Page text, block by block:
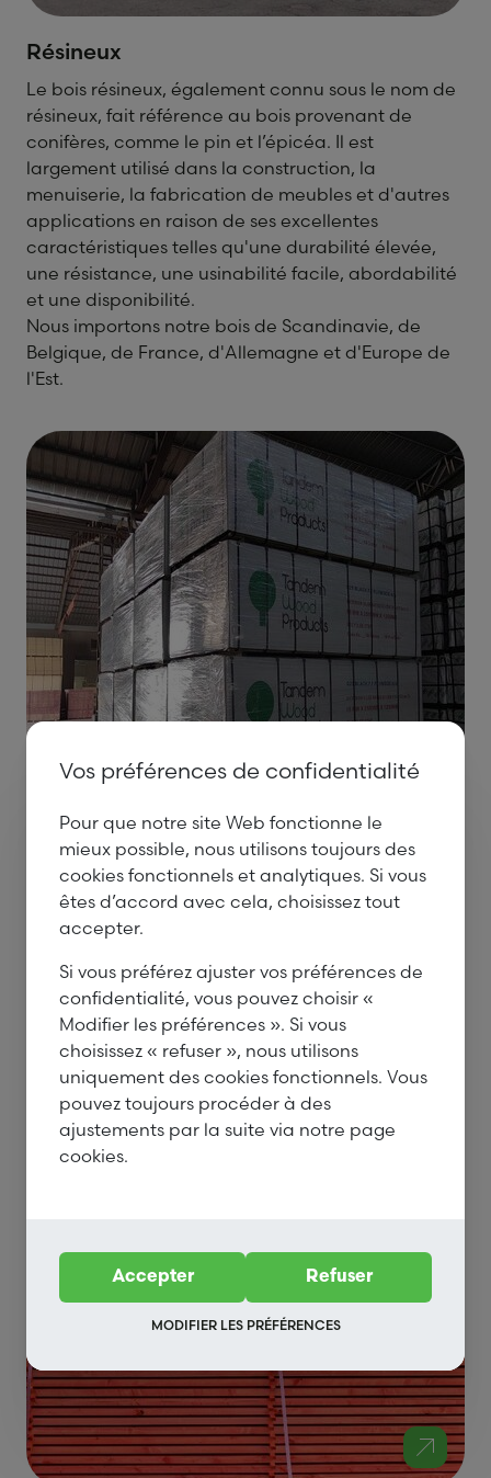
Résineux
Le bois résineux, également connu sous le nom de
résineux, fait référence au bois provenant de
conifères, comme le pin et l’épicéa. Il est
largement utilisé dans la construction, la
menuiserie, la fabrication de meubles et d'autres
applications en raison de ses excellentes
caractéristiques telles qu'une durabilité élevée,
une résistance, une usinabilité facile, abordabilité
et une disponibilité.
Nous importons notre bois de Scandinavie, de
Belgique, de France, d'Allemagne et d'Europe de
l'Est.
Panneaux
Une expérience éprouvée en importation directe.
Nous proposons une gamme étendue pour
différentes applications.
Vos préférences de confidentialité
Pour que notre site Web fonctionne le
mieux possible, nous utilisons toujours des
cookies fonctionnels et analytiques. Si vous
êtes d’accord avec cela, choisissez tout
accepter.
Si vous préférez ajuster vos préférences de
confidentialité, vous pouvez choisir «
Modifier les préférences ». Si vous
choisissez « refuser », nous utilisons
uniquement des cookies fonctionnels. Vous
pouvez toujours procéder à des
ajustements par la suite via notre page
cookies.
Accepter Refuser
MODIFIER LES PRÉFÉRENCES